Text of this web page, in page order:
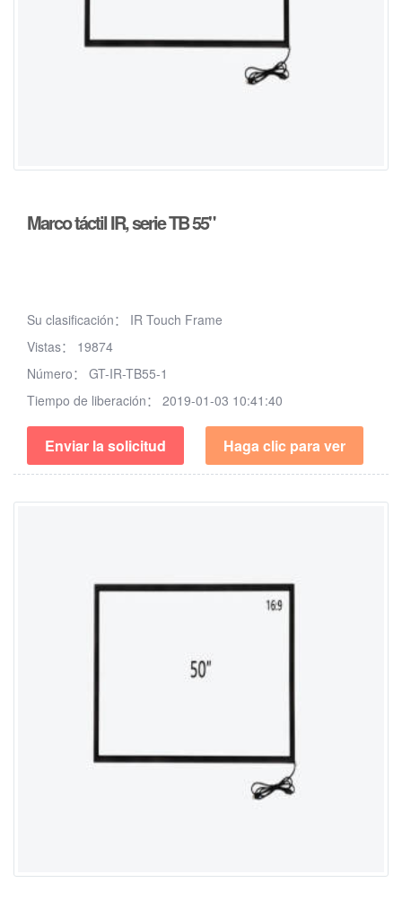
Marco táctil IR, serie TB 55"
Su clasificación： IR Touch Frame
Vistas： 19874
Número： GT-IR-TB55-1
Tiempo de liberación： 2019-01-03 10:41:40
Enviar la solicitud Haga clic para ver